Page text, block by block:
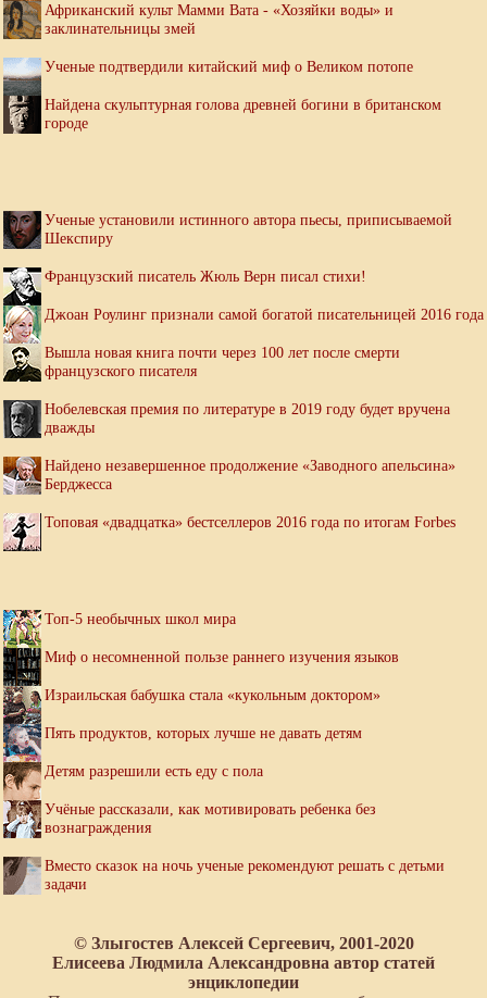
Африканский культ Мамми Вата - «Хозяйки воды» и
заклинательницы змей
Ученые подтвердили китайский миф о Великом потопе
Найдена скульптурная голова древней богини в британском
городе
Ученые установили истинного автора пьесы, приписываемой
Шекспиру
Французский писатель Жюль Верн писал стихи!
Джоан Роулинг признали самой богатой писательницей 2016 года
Вышла новая книга почти через 100 лет после смерти
французского писателя
Нобелевская премия по литературе в 2019 году будет вручена
дважды
Найдено незавершенное продолжение «Заводного апельсина»
Берджесса
Топовая «двадцатка» бестселлеров 2016 года по итогам Forbes
Топ-5 необычных школ мира
Миф о несомненной пользе раннего изучения языков
Израильская бабушка стала «кукольным доктором»
Пять продуктов, которых лучше не давать детям
Детям разрешили есть еду с пола
Учёные рассказали, как мотивировать ребенка без
вознаграждения
Вместо сказок на ночь ученые рекомендуют решать с детьми
задачи
© Злыгостев Алексей Сергеевич, 2001-2020
Елисеева Людмила Александровна автор статей
энциклопедии